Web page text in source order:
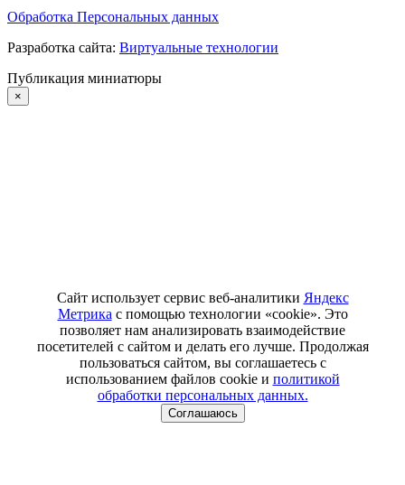
Обработка Персональных данных
Разработка сайта: Виртуальные технологии
Публикация миниатюры
×
Сайт использует сервис веб-аналитики Яндекс
Метрика с помощью технологии «cookie». Это
позволяет нам анализировать взаимодействие
посетителей с сайтом и делать его лучше. Продолжая
пользоваться сайтом, вы соглашаетесь с
использованием файлов cookie и политикой
обработки персональных данных.
Соглашаюсь